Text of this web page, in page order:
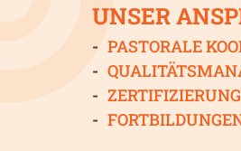
UNSER
PASTORALE